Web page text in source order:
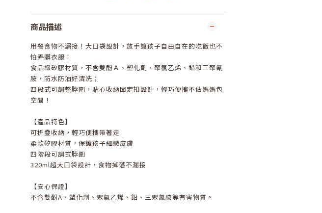
商品描述
用餐食物不漏接！大口袋設計，放手讓孩子自由自在的吃飯也不
怕弄髒衣服！
食品級矽膠材質，不含雙酚Ａ、塑化劑、聚氯乙烯、鉛和三聚氰
胺，防水防油好清洗；
四段式可調整脖圍，貼心收納固定扣設計，輕巧便攜不佔媽媽包
空間！
【產品特色】
可折疊收納，輕巧便攜帶著走
柔軟矽膠材質，保護孩子細嫩皮膚
四階段可調式脖圍
320ml超大口袋設計，食物掉落不漏接
【安心保證】
不含雙酚A、塑化劑、聚氯乙烯、鉛、三聚氰胺等有害物質。